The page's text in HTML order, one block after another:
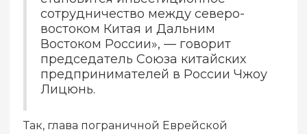
сотрудничество между северо-
востоком Китая и Дальним
Востоком России», — говорит
председатель Союза китайских
предпринимателей в России Чжоу
Лицюнь.
Так, глава пограничной Еврейской